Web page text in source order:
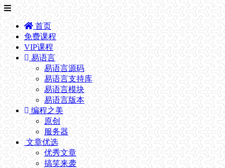
首页
免费课程
VIP课程
易语言
易语言源码
易语言支持库
易语言模块
易语言版本
编程之美
原创
服务器
文章优选
优秀文章
搞笑来袭